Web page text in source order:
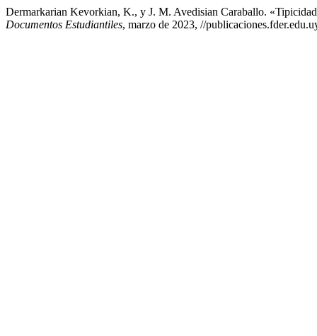
Dermarkarian Kevorkian, K., y J. M. Avedisian Caraballo.
Documentos Estudiantiles, marzo de 2023, //